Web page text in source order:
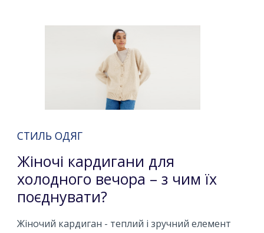
СТИЛЬ ОДЯГ
Жіночі кардигани для
холодного вечора – з чим їх
поєднувати?
Жіночий кардиган - теплий і зручний елемент